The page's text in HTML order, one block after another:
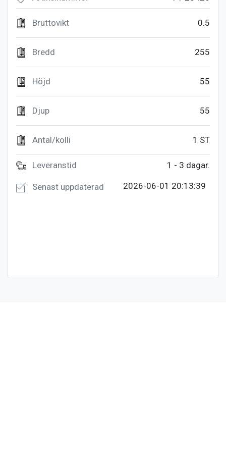
0.5
Bruttovikt
255
Bredd
55
Höjd
55
Djup
1 ST
Antal/kolli
1 - 3 dagar.
Leveranstid
2026-06-01 20:13:39
Senast uppdaterad